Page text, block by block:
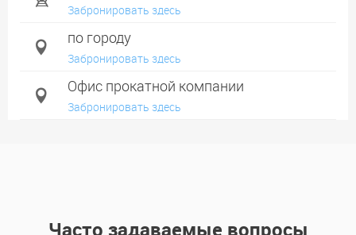
Забронировать здесь
по городу
Забронировать здесь
Офис прокатной компании
Забронировать здесь
Часто задаваемые вопросы